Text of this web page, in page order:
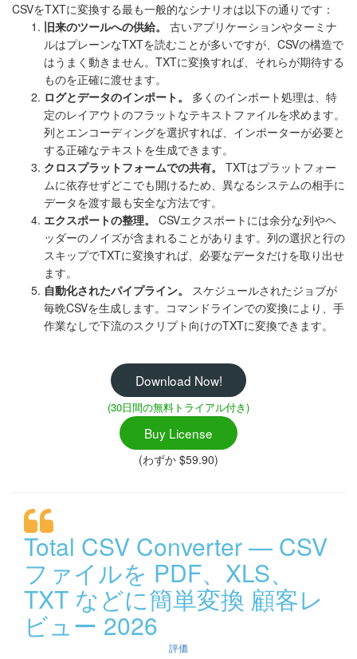
CSVをTXTに変換する最も一般的なシナリオは以下の通りです：
旧来のツールへの供給。
古いアプリケーションやターミナ
ルはプレーンなTXTを読むことが多いですが、CSVの構造で
はうまく動きません。TXTに変換すれば、それらが期待する
ものを正確に渡せます。
ログとデータのインポート。
多くのインポート処理は、特
定のレイアウトのフラットなテキストファイルを求めます。
列とエンコーディングを選択すれば、インポーターが必要と
する正確なテキストを生成できます。
クロスプラットフォームでの共有。
TXTはプラットフォー
ムに依存せずどこでも開けるため、異なるシステムの相手に
データを渡す最も安全な方法です。
エクスポートの整理。
CSVエクスポートには余分な列やヘ
ッダーのノイズが含まれることがあります。列の選択と行の
スキップでTXTに変換すれば、必要なデータだけを取り出せ
ます。
自動化されたパイプライン。
スケジュールされたジョブが
毎晩CSVを生成します。コマンドラインでの変換により、手
作業なしで下流のスクリプト向けのTXTに変換できます。
Download Now!
(30日間の無料トライアル付き)
Buy License
(わずか $59.90)
Total CSV Converter — CSV
ファイルを PDF、XLS、
TXT などに簡単変換 顧客レ
ビュー 2026
評価